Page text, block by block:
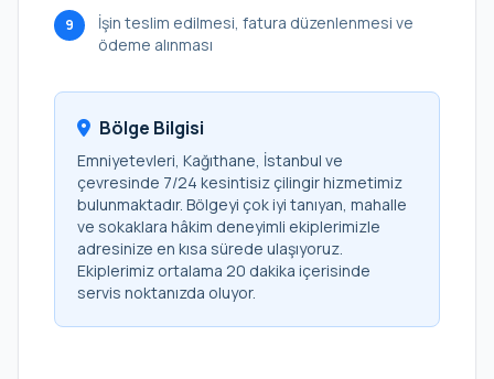
9
İşin teslim edilmesi, fatura düzenlenmesi ve
ödeme alınması
Bölge Bilgisi
Emniyetevleri, Kağıthane, İstanbul ve
çevresinde 7/24 kesintisiz çilingir hizmetimiz
bulunmaktadır. Bölgeyi çok iyi tanıyan, mahalle
ve sokaklara hâkim deneyimli ekiplerimizle
adresinize en kısa sürede ulaşıyoruz.
Ekiplerimiz ortalama 20 dakika içerisinde
servis noktanızda oluyor.